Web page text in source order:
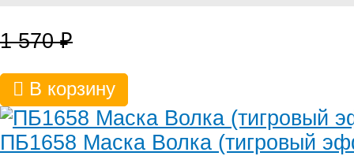
1 570₽
В корзину
ПБ1658 Маска Волка (тигровый